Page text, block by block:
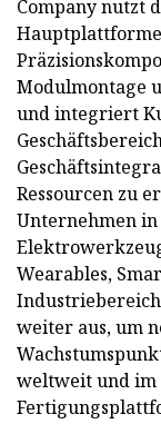
Company nutzt
Modulmontage
und integriert
Ressourcen zu
Unternehmen
Wearables,
weiter aus, um
weltweit und